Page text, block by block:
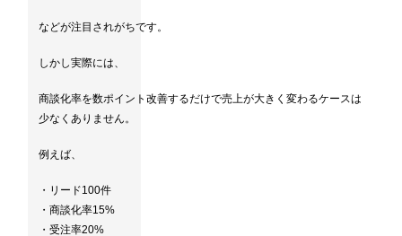
などが注目されがちです。
しかし実際には、
商談化率を数ポイント改善するだけで売上が大きく変わるケースは
少なくありません。
例えば、
・リード100件
・商談化率15%
・受注率20%